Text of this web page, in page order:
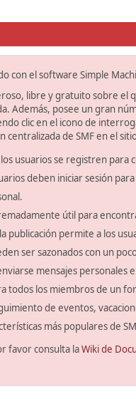
con el software Simple
libre y gratuito sobre el
Además, posee un gran
clic en el icono de
de SMF en el
usuarios se registren para
deben iniciar sesión
útil para
publicación permite a los
ser sazonados con un
mensajes personales
todos los miembros de un
de eventos,
más populares de
favor consulta laWiki de